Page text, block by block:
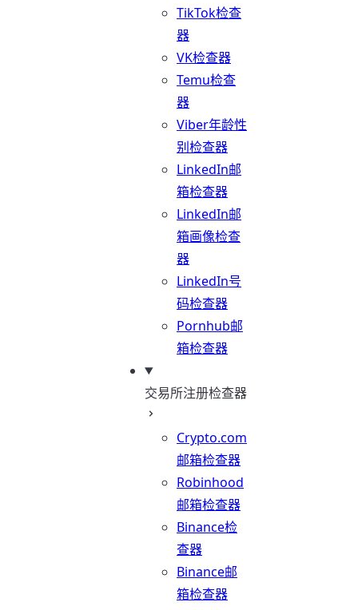
TikTok检查
器
VK检查器
Temu检查
器
Viber年龄性
别检查器
LinkedIn邮
箱检查器
LinkedIn邮
箱画像检查
器
LinkedIn号
码检查器
Pornhub邮
箱检查器
交易所注册检查器
Crypto.com
邮箱检查器
Robinhood
邮箱检查器
Binance检
查器
Binance邮
箱检查器